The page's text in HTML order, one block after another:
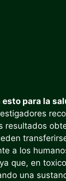
para la
resultados
a los
que, en
una